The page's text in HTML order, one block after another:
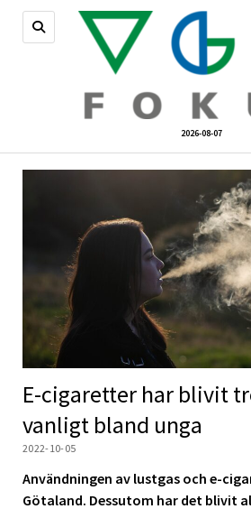
2026-08-07
E-cigaretter har blivit
vanligt bland unga
2022-10-05
Användningen av lustgas och e-
Götaland. Dessutom har det blivit